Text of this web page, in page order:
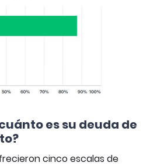
es su deuda de
cinco escalas de